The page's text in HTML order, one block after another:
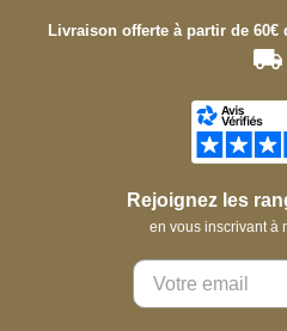
Livraison offerte à partir de 60€
Rejoignez les
en vous inscrivant à